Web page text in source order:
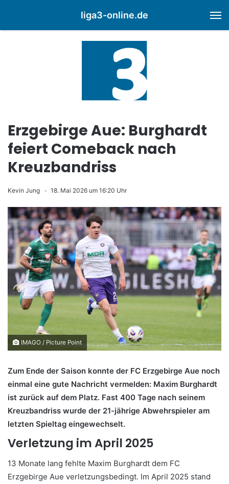
liga3-online.de
Erzgebirge Aue: Burghardt
feiert Comeback nach
Kreuzbandriss
Kevin Jung 18. Mai 2026 um 16:20 Uhr
IMAGO / Picture Point
Zum Ende der Saison konnte der FC Erzgebirge Aue noch
einmal eine gute Nachricht vermelden: Maxim Burghardt
ist zurück auf dem Platz. Fast 400 Tage nach seinem
Kreuzbandriss wurde der 21-jährige Abwehrspieler am
letzten Spieltag eingewechselt.
Verletzung im April 2025
13 Monate lang fehlte Maxim Burghardt dem FC
Erzgebirge Aue verletzungsbedingt. Im April 2025 stand